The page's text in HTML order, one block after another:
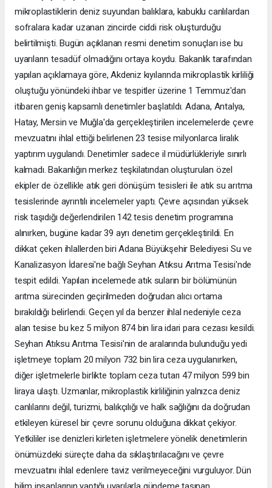
mikroplastiklerin deniz suyundan balıklara, kabuklu canlılardan
sofralara kadar uzanan zincirde ciddi risk oluşturduğu
belirtilmişti. Bugün açıklanan resmi denetim sonuçları ise bu
uyarıların tesadüf olmadığını ortaya koydu. Bakanlık tarafından
yapılan açıklamaya göre, Akdeniz kıyılarında mikroplastik kirliliği
oluştuğu yönündeki ihbar ve tespitler üzerine 1 Temmuz'dan
itibaren geniş kapsamlı denetimler başlatıldı. Adana, Antalya,
Hatay, Mersin ve Muğla'da gerçekleştirilen incelemelerde çevre
mevzuatını ihlal ettiği belirlenen 23 tesise milyonlarca liralık
yaptırım uygulandı. Denetimler sadece il müdürlükleriyle sınırlı
kalmadı. Bakanlığın merkez teşkilatından oluşturulan özel
ekipler de özellikle atık geri dönüşüm tesisleri ile atık su arıtma
tesislerinde ayrıntılı incelemeler yaptı. Çevre açısından yüksek
risk taşıdığı değerlendirilen 142 tesis denetim programına
alınırken, bugüne kadar 39 ayrı denetim gerçekleştirildi. En
dikkat çeken ihlallerden biri Adana Büyükşehir Belediyesi Su ve
Kanalizasyon İdaresi'ne bağlı Seyhan Atıksu Arıtma Tesisi'nde
tespit edildi. Yapılan incelemede atık suların bir bölümünün
arıtma sürecinden geçirilmeden doğrudan alıcı ortama
bırakıldığı belirlendi. Geçen yıl da benzer ihlal nedeniyle ceza
alan tesise bu kez 5 milyon 874 bin lira idari para cezası kesildi.
Seyhan Atıksu Arıtma Tesisi'nin de aralarında bulunduğu yedi
işletmeye toplam 20 milyon 732 bin lira ceza uygulanırken,
diğer işletmelerle birlikte toplam ceza tutarı 47 milyon 599 bin
liraya ulaştı. Uzmanlar, mikroplastik kirliliğinin yalnızca deniz
canlılarını değil, turizmi, balıkçılığı ve halk sağlığını da doğrudan
etkileyen küresel bir çevre sorunu olduğuna dikkat çekiyor.
Yetkililer ise denizleri kirleten işletmelere yönelik denetimlerin
önümüzdeki süreçte daha da sıklaştırılacağını ve çevre
mevzuatını ihlal edenlere taviz verilmeyeceğini vurguluyor. Dün